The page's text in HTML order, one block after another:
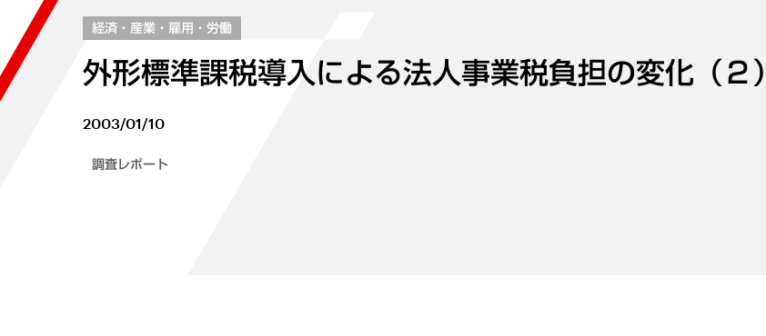
経済・産業・雇用・労働
外形標準課税導入による法人事業税負担の変化（２）
2003/01/10
調査レポート